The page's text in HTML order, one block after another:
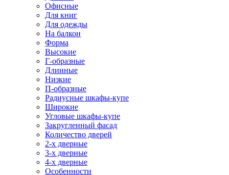
Офисные
Для книг
Для одежды
На балкон
Форма
Высокие
Г-образные
Длинные
Низкие
П-образные
Радиусные шкафы-купе
Широкие
Угловые шкафы-купе
Закругленный фасад
Количество дверей
2-х дверные
3-х дверные
4-х дверные
Особенности